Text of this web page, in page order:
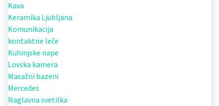
Kava
Keramika Ljubljana
Komunikacija
kontaktne leče
Kuhinjske nape
Lovska kamera
Masažni bazeni
Mercedes
Naglavna svetilka